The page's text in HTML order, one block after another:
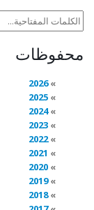
محفوظات
2026
2025
2024
2023
2022
2021
2020
2019
2018